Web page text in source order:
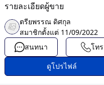
รายละเอียดผู้ขาย
ตรียพรรณ ดิศกุล
สมาชิกตั้งแต่ 11/09/2022
สนทนา
โทร
ดูโปรไฟล์